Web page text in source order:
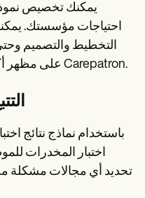
يمكنك تخصيص
احتياجات مؤسستك. يمكنك
التخطيط والتصميم
على مظهر أكثر احترافية إذا كان لديك حساب Carepatron.
باستخدام نماذج نتائج
اختبار المخدرات
تحديد أي مجالات مشكلة